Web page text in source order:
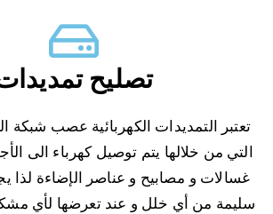
تصليح
تعتبر التمديدات الكهربائية عصب شبكة
التي من خلالها يتم توصيل كهرباء الى
غسالات و مصابيح و عناصر الإضاءة لذا
سليمة من أي خلل و عند تعرضها لأي